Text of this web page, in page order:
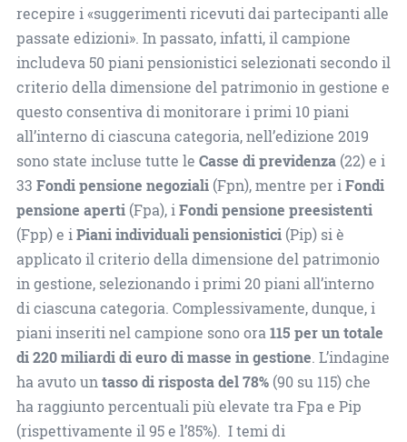
recepire i «suggerimenti ricevuti dai partecipanti alle
passate edizioni». In passato, infatti, il campione
includeva 50 piani pensionistici selezionati secondo il
criterio della dimensione del patrimonio in gestione e
questo consentiva di monitorare i primi 10 piani
all’interno di ciascuna categoria, nell’edizione 2019
sono state incluse tutte le Casse di previdenza(22) e i
33 Fondi pensione negoziali(Fpn), mentre per iFondi
pensione aperti(Fpa), iFondi pensione preesistenti
(Fpp) e iPiani individuali pensionistici(Pip) si è
applicato il criterio della dimensione del patrimonio
in gestione, selezionando i primi 20 piani all’interno
di ciascuna categoria. Complessivamente, dunque, i
piani inseriti nel campione sono ora115 per un totale
di 220 miliardi di euro di masse in gestione. L’indagine
ha avuto untasso di risposta del 78%(90 su 115) che
ha raggiunto percentuali più elevate tra Fpa e Pip
(rispettivamente il 95 e l’85%). I temi di